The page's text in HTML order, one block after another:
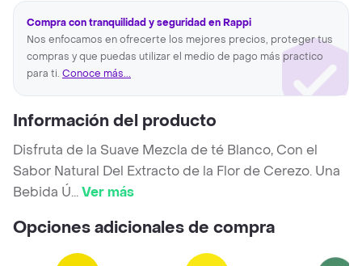
Compra con tranquilidad y seguridad en Rappi
Nos enfocamos en ofrecerte los mejores precios, proteger tus
compras y que puedas utilizar el medio de pago más practico
para ti. Conoce más...
Información del producto
Disfruta de la Suave Mezcla de té Blanco, Con el
Sabor Natural Del Extracto de la Flor de Cerezo. Una
Bebida Ú...Ver más
Opciones adicionales de compra